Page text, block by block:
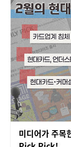
미디어가 주